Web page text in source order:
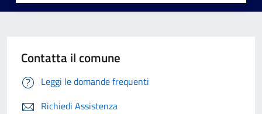
Contatta il comune
Leggi le domande frequenti
Richiedi Assistenza